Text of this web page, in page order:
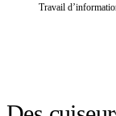
Travail